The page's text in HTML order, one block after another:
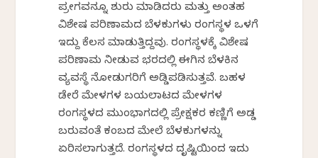
ಪ್ರಯೋಗವನ್ನೂ ಶುರು ಮಾಡಿದರು ಮತ್ತು ಅಂತಹ
ವಿಶೇಷ ಪರಿಣಾಮದ ಬೆಳಕುಗಳು ರಂಗಸ್ಥಳ ಒಳಗೆ
ಇದ್ದು ಕೆಲಸ ಮಾಡುತ್ತಿದ್ದವು. ರಂಗಸ್ಥಳಕ್ಕೆ ವಿಶೇಷ
ಪರಿಣಾಮ ನೀಡುವ ಭರದಲ್ಲಿ ಈಗಿನ ಬೆಳಕಿನ
ವ್ಯವಸ್ಥೆ ನೋಡುಗರಿಗೆ ಅಡ್ಡಿಪಡಿಸುತ್ತವೆ. ಬಹಳ
ಡೇರೆ ಮೇಳಗಳ ಬಯಲಾಟದ ಮೇಳಗಳ
ರಂಗಸ್ಥಳದ ಮುಂಭಾಗದಲ್ಲಿ ಪ್ರೇಕ್ಷಕರ ಕಣ್ಣಿಗೆ ಅಡ್ಡ
ಬರುವಂತೆ ಕಂಬದ ಮೇಲೆ ಬೆಳಕುಗಳನ್ನು
ಏರಿಸಲಾಗುತ್ತದೆ. ರಂಗಸ್ಥಳದ ದೃಷ್ಟಿಯಿಂದ ಇದು